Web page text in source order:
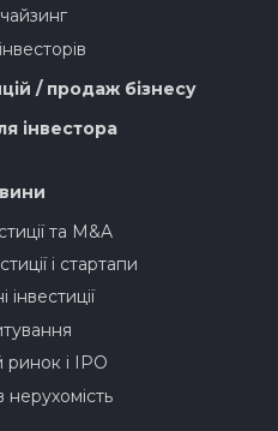
/ продаж бізнесу
інвестора
та M&A
і стартапи
і IPO
нерухомість